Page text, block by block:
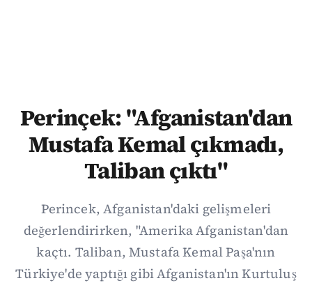
Perinçek: "Afganistan'dan
Mustafa Kemal çıkmadı,
Taliban çıktı"
Perincek, Afganistan'daki gelişmeleri
değerlendirirken, "Amerika Afganistan'dan
kaçtı. Taliban, Mustafa Kemal Paşa'nın
Türkiye'de yaptığı gibi Afganistan'ın Kurtuluş